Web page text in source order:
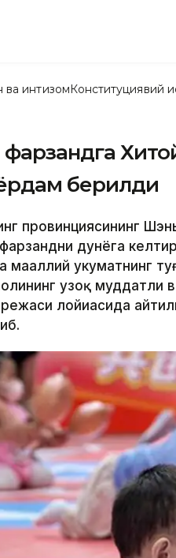
ва интизомКонституциявий
берилди
провинциясининг
дунёга
ҳукуматнинг
узоқ муддатли
лойиҳасида